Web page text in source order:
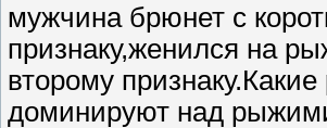
мужчина брюнет с
признаку,женился на
второму
доминируют над